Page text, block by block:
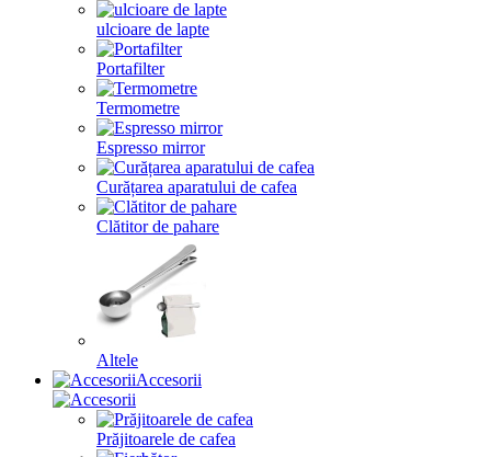
ulcioare de lapte
Portafilter
Termometre
Espresso mirror
Curățarea aparatului de cafea
Clătitor de pahare
Altele
Accesorii
Prăjitoarele de cafea